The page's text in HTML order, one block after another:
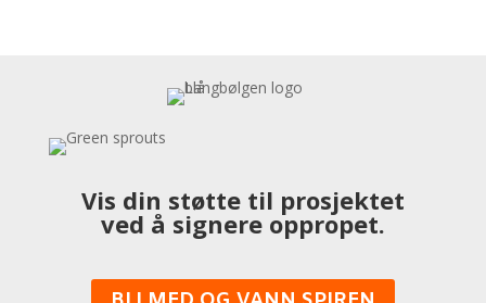
Vis din støtte til prosjektet
ved å signere oppropet.